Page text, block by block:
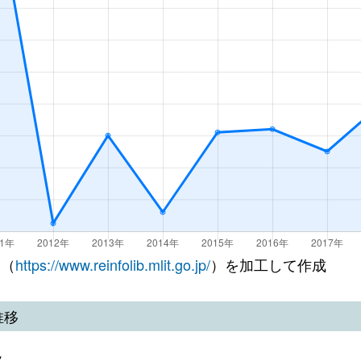
https://www.reinfolib.mlit.go.jp/）を加工して作成